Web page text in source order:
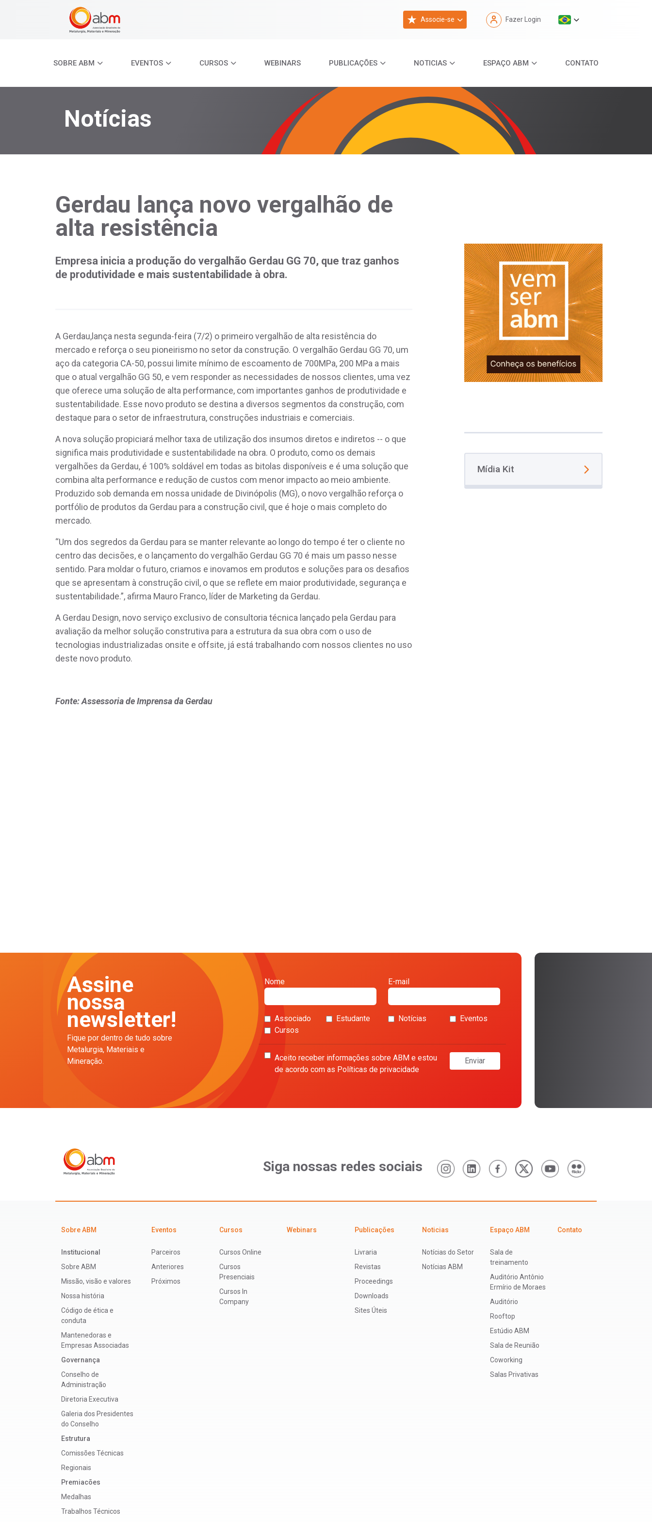
Associe-se Fazer Login
SOBRE ABM EVENTOS CURSOS WEBINARS PUBLICAÇÕES NOTICIAS ESPAÇO ABM CONTATO
Notícias
Gerdau lança novo vergalhão de
alta resistência
Empresa inicia a produção do vergalhão Gerdau GG 70, que traz ganhos
de produtividade e mais sustentabilidade à obra.
A Gerdau,lança nesta segunda-feira (7/2) o primeiro vergalhão de alta resistência do
mercado e reforça o seu pioneirismo no setor da construção. O vergalhão Gerdau GG 70, um
aço da categoria CA-50, possui limite mínimo de escoamento de 700MPa, 200 MPa a mais
que o atual vergalhão GG 50, e vem responder as necessidades de nossos clientes, uma vez
que oferece uma solução de alta performance, com importantes ganhos de produtividade e
sustentabilidade. Esse novo produto se destina a diversos segmentos da construção, com
destaque para o setor de infraestrutura, construções industriais e comerciais.
A nova solução propiciará melhor taxa de utilização dos insumos diretos e indiretos -- o que
significa mais produtividade e sustentabilidade na obra. O produto, como os demais
vergalhões da Gerdau, é 100% soldável em todas as bitolas disponíveis e é uma solução que
combina alta performance e redução de custos com menor impacto ao meio ambiente.
Produzido sob demanda em nossa unidade de Divinópolis (MG), o novo vergalhão reforça o
portfólio de produtos da Gerdau para a construção civil, que é hoje o mais completo do
mercado.
“Um dos segredos da Gerdau para se manter relevante ao longo do tempo é ter o cliente no
centro das decisões, e o lançamento do vergalhão Gerdau GG 70 é mais um passo nesse
sentido. Para moldar o futuro, criamos e inovamos em produtos e soluções para os desafios
que se apresentam à construção civil, o que se reflete em maior produtividade, segurança e
sustentabilidade.”, afirma Mauro Franco, líder de Marketing da Gerdau.
A Gerdau Design, novo serviço exclusivo de consultoria técnica lançado pela Gerdau para
avaliação da melhor solução construtiva para a estrutura da sua obra com o uso de
tecnologias industrializadas onsite e offsite, já está trabalhando com nossos clientes no uso
deste novo produto.
Fonte: Assessoria de Imprensa da Gerdau
Mídia Kit
Assine
nossa
newsletter!
Fique por dentro de tudo sobre
Metalurgia, Materiais e
Mineração.
Nome E-mail
Associado Estudante Notícias
Eventos
Cursos
Aceito receber informações sobre ABM e estou
de acordo com as Políticas de privacidade
Enviar
Siga nossas redes sociais
Sobre ABM
Institucional
Sobre ABM
Missão, visão e valores
Nossa história
Código de ética e
conduta
Mantenedoras e
Empresas Associadas
Governança
Conselho de
Administração
Diretoria Executiva
Galeria dos Presidentes
do Conselho
Estrutura
Comissões Técnicas
Regionais
Premiacões
Medalhas
Trabalhos Técnicos
Eventos
Parceiros
Anteriores
Próximos
Cursos
Cursos Online
Cursos
Presenciais
Cursos In
Company
Webinars Publicações
Livraria
Revistas
Proceedings
Downloads
Sites Úteis
Noticias
Notícias do Setor
Notícias ABM
Espaço ABM
Sala de
treinamento
Auditório Antônio
Ermírio de Moraes
Auditório
Rooftop
Estúdio ABM
Sala de Reunião
Coworking
Salas Privativas
Contato